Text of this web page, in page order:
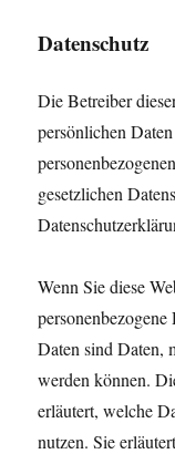
Datenschutz
Die Betreiber
persönlichen
gesetzlichen
Wenn Sie diese
Daten sind Daten,
werden können.
erläutert, welche
nutzen. Sie